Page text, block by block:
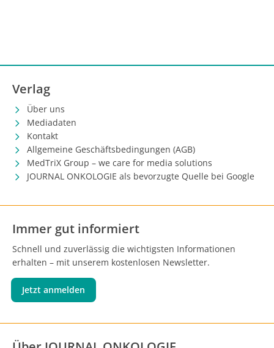
Verlag
Über uns
Mediadaten
Kontakt
Allgemeine Geschäftsbedingungen (AGB)
MedTriX Group – we care for media solutions
JOURNAL ONKOLOGIE als bevorzugte Quelle bei Google
Immer gut informiert
Schnell und zuverlässig die wichtigsten Informationen
erhalten – mit unserem kostenlosen Newsletter.
Jetzt anmelden